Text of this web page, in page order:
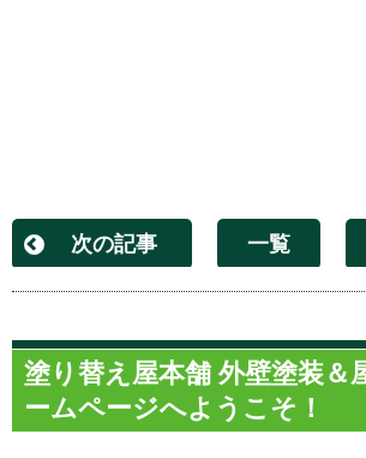
次の記事 一覧
塗り替え屋本舗 外壁塗装＆
ームページへようこそ！